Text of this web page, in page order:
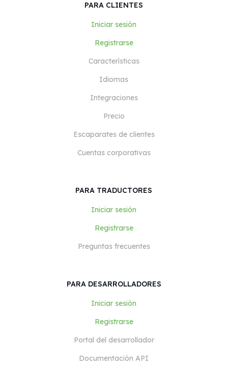
PARA CLIENTES
Iniciar sesión
Registrarse
Características
Idiomas
Integraciones
Precio
Escaparates de clientes
Cuentas corporativas
PARA TRADUCTORES
Iniciar sesión
Registrarse
Preguntas frecuentes
PARA DESARROLLADORES
Iniciar sesión
Registrarse
Portal del desarrollador
Documentación API